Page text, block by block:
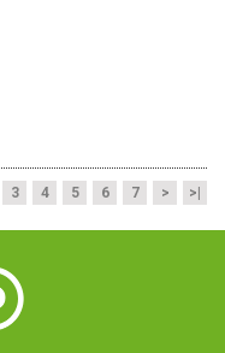
3 4 5 6 7 > >|